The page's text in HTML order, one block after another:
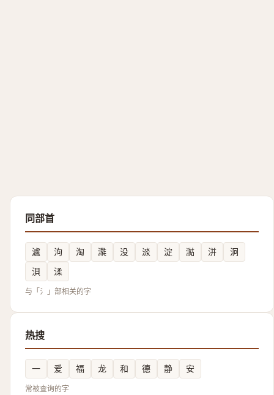
同部首
瀘 泃 淘 㶙 没 渁 淀 㵈 洴
泂
浿
渘
与「氵」部相关的字
热搜
一 爱 福 龙 和 德 静 安
常被查询的字